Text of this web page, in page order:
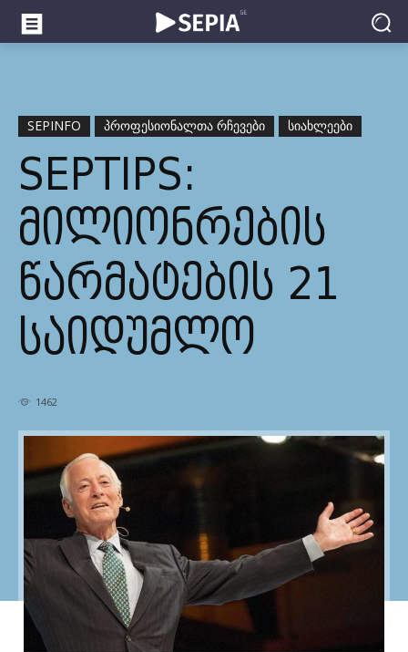
SEPINFO ᲞᲠᲝᲤᲔᲡᲘᲝᲜᲐᲚᲗᲐ ᲠᲩᲔᲕᲔᲑᲘ ᲡᲘᲐᲮᲚᲔᲔᲑᲘ
SEPTIPS:
ᲛᲘᲚᲘᲝᲜᲠᲔᲑᲘᲡ
ᲬᲐᲠᲛᲐᲢᲔᲑᲘᲡ 21
ᲡᲐᲘᲓᲣᲛᲚᲝ
1462